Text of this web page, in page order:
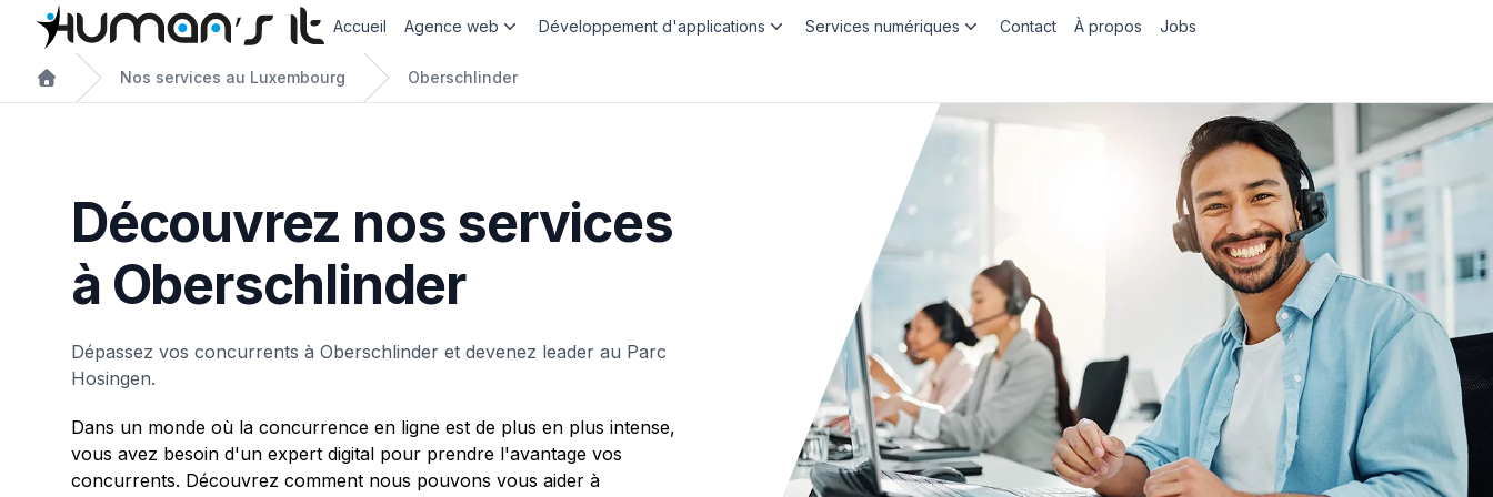
Accueil Agence web Développement d'applications Services numériques Contact À propos Jobs
Nos services au Luxembourg Oberschlinder
Découvrez nos services
à Oberschlinder
Dépassez vos concurrents à Oberschlinder et devenez leader au Parc
Hosingen.
Dans un monde où la concurrence en ligne est de plus en plus intense,
vous avez besoin d'un expert digital pour prendre l'avantage vos
concurrents. Découvrez comment nous pouvons vous aider à